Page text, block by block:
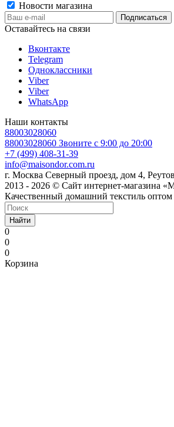
Новости магазина
Оставайтесь на связи
Вконтакте
Telegram
Одноклассники
Viber
Viber
WhatsApp
Наши контакты
88003028060
88003028060 Звоните с 9:00 до 20:00
+7 (499) 408-31-39
info@maisondor.com.ru
г. Москва Северный проезд, дом 4, Реутов
2013 - 2026 © Сайт интернет-магазина
Качественный домашний текстиль оптом
Найти
0
0
0
Корзина